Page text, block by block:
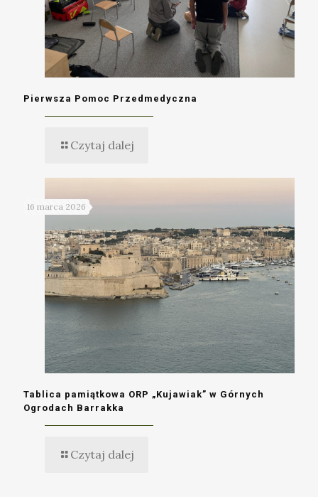
Pierwsza Pomoc Przedmedyczna
Czytaj dalej
16 marca 2026
Tablica pamiątkowa ORP „Kujawiak” w Górnych
Ogrodach Barrakka
Czytaj dalej